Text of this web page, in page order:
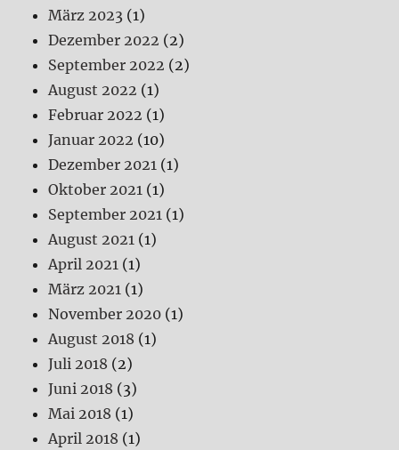
März 2023 (1)
Dezember 2022 (2)
September 2022 (2)
August 2022 (1)
Februar 2022 (1)
Januar 2022 (10)
Dezember 2021 (1)
Oktober 2021 (1)
September 2021 (1)
August 2021 (1)
April 2021 (1)
März 2021 (1)
November 2020 (1)
August 2018 (1)
Juli 2018 (2)
Juni 2018 (3)
Mai 2018 (1)
April 2018 (1)